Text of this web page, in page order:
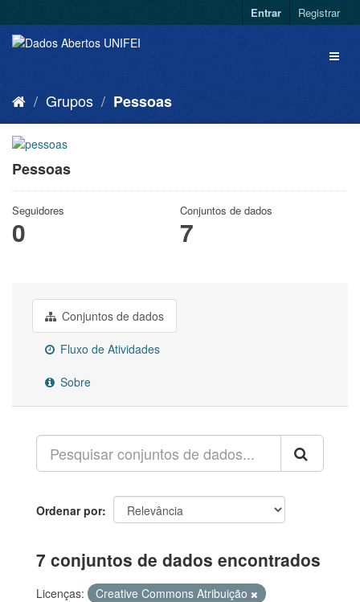
Entrar Registrar
Grupos Pessoas
Pessoas
Seguidores
0
Conjuntos de dados
7
Conjuntos de dados
Fluxo de Atividades
Sobre
Ordenar por
7 conjuntos de dados encontrados
Licenças:
Creative Commons Atribuição